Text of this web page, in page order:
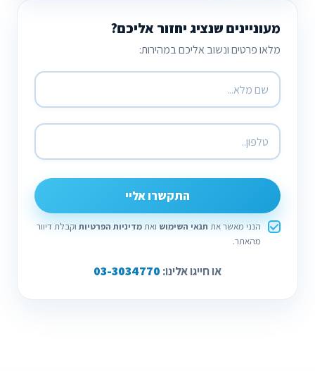
מעוניינים שנציג יחזור אליכם?
מלאו פרטים ונשוב אליכם במהירות:
התקשרו אליי
הנני מאשר את תנאי השימוש ואתמדיניות הפרטיות וקבלת דיוור
מהאתר.
או חייגו אלינו: 03-3034770